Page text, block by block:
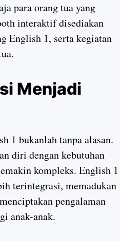
para orang tua yang
interaktif disediakan
English 1, serta kegiatan
Menjadi
1 bukanlah tanpa alasan.
diri dengan kebutuhan
kompleks. English 1
terintegrasi, memadukan
pengalaman
anak-anak.